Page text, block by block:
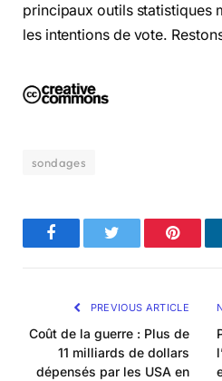
principaux outils statistiques
les intentions de vote.
sondages
FacebookTwitter
PREVIOUS ARTICLE
Coût de la guerre : Plus de
11 milliards de dollars
dépensés par les USA en